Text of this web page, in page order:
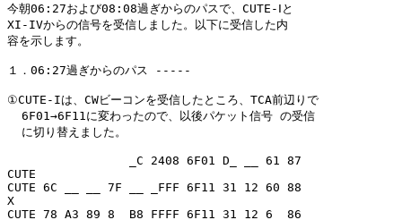
今朝06:27および08:08過ぎからのパスで、CUTE-Ⅰと
XI-IVからの信号を受信しました。以下に受信した内
容を示します。
１．06:27過ぎからのパス -----
①CUTE-Iは、CWビーコンを受信したところ、TCA前辺りで
  6F01→6F11に変わったので、以後パケット信号 の受信
  に切り替えました。
                 _C 2408 6F01 D_ __ 61 87
CUTE
CUTE 6C __ __ 7F __ _FFF 6F11 31 12 60 88
X
CUTE 78 A3 89 8_ B8 FFFF 6F11 31 12 6_ 86